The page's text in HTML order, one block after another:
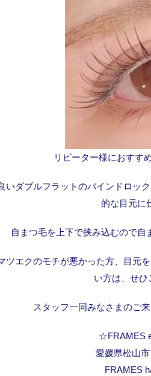
リピーター様におすす
いダブルフラットのバインドロッ
的な目元に
自まつ毛を上下で挟み込むので自
ツエクのモチが悪かった方、目元
い方は、せひ
スタッフ一同みなさまのご
☆FRAMES
愛媛県松山
FRAMES